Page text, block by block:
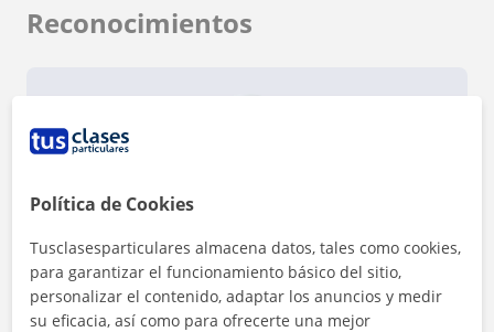
Reconocimientos
¿Quieres saber más de Jorge?
Datos verificados
★★★★★10 valoraciones
Ver perfil
Política de Cookies
Tusclasesparticulares almacena datos, tales como cookies,
para garantizar el funcionamiento básico del sitio,
personalizar el contenido, adaptar los anuncios y medir
su eficacia, así como para ofrecerte una mejor